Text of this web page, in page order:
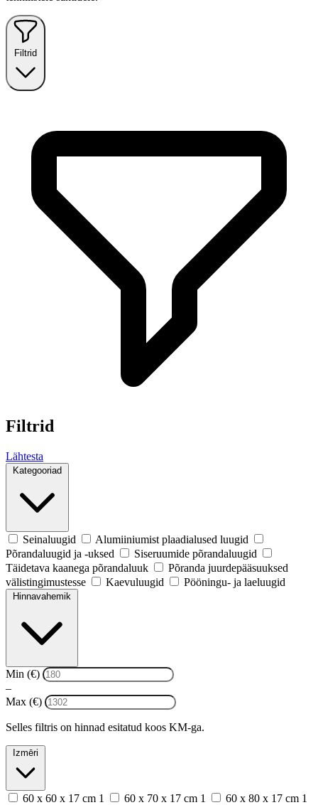
Filtrid
Filtrid
Lähtesta
Kategooriad
Seinaluugid
Alumiiniumist plaadialused luugid
Põrandaluugid ja -uksed
Siseruumide põrandaluugid
Täidetava kaanega põrandaluuk
Põranda juurdepääsuuksed
välistingimustesse
Kaevuluugid Pööningu- ja laeluugid
Hinnavahemik
Min (€)
–
Max (€)
Selles filtris on hinnad esitatud koos KM-ga.
Izmēri
60 х 60 x 17 cm 1 60 х 70 x 17 cm 1 60 х 80 x 17 cm 1